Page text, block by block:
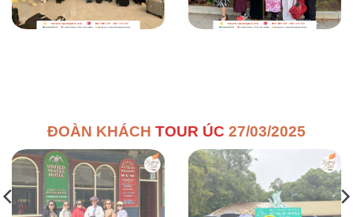
ĐOÀN KHÁCH TOUR ÚC 27/03/2025